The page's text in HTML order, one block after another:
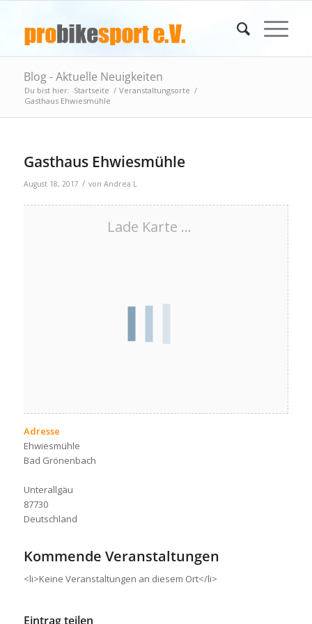
Blog - Aktuelle Neuigkeiten
Du bist hier: Startseite / Veranstaltungsorte /
Gasthaus Ehwiesmühle
Gasthaus Ehwiesmühle
August 18, 2017 / von Andrea L
Lade Karte ...
Adresse
Ehwiesmühle
Bad Grönenbach
Unterallgäu
87730
Deutschland
Kommende Veranstaltungen
<li>Keine Veranstaltungen an diesem Ort</li>
Eintrag teilen